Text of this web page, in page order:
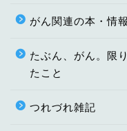
がん関連の本・情報
たぶん、がん。限
たこと
つれづれ雑記